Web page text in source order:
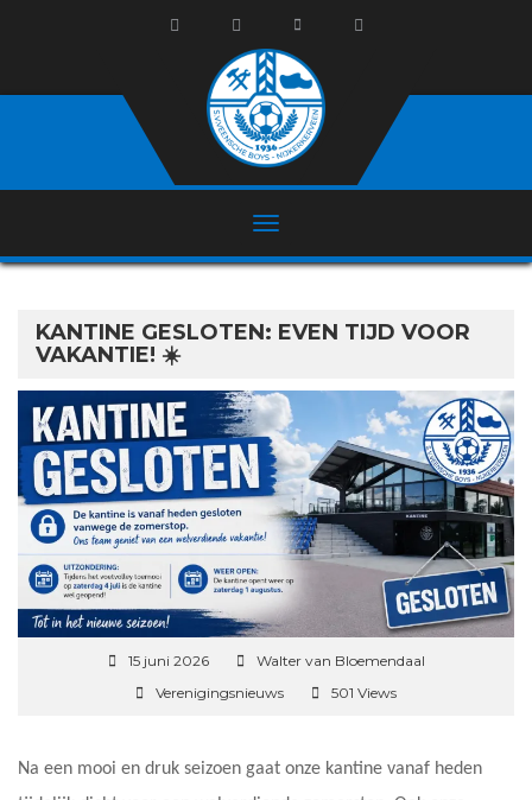
KANTINE GESLOTEN: EVEN TIJD VOOR
VAKANTIE! ☀️
15 juni 2026
Walter van Bloemendaal
Verenigingsnieuws
501 Views
Na een mooi en druk seizoen gaat onze kantine vanaf heden